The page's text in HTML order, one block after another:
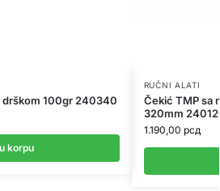
drškom 100gr 240340
korpu
RUČNI ALATI
Čekić TMP sa
320mm
1.190,00 рсд